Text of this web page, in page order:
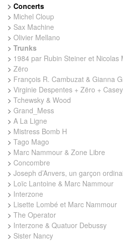
> Concerts
> Michel Cloup
> Sax Machine
> Olivier Mellano
> Trunks
> 1984 par Rubin Steiner et Nicolas
> Zëro
> François R. Cambuzat & Gianna
> Virginie Despentes + Zëro +
> Tchewsky & Wood
> Grand_Mess
> A La Ligne
> Mistress Bomb H
> Tago Mago
> Marc Nammour & Zone Libre
> Concombre
> Joseph d’Anvers, un garçon
> Loïc Lantoine & Marc Nammour
> Interzone
> Lisette Lombé et Marc Nammour
> The Operator
> Interzone & Quatuor Debussy
> Sister Nancy